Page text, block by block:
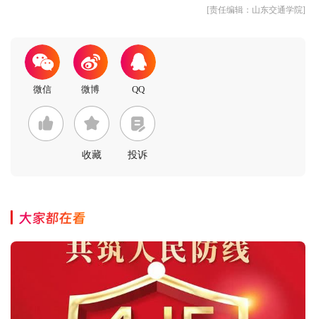
[责任编辑：山东交通学院]
收藏 投诉
大家都在看